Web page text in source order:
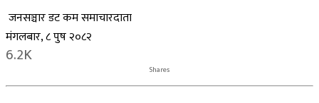
जनसञ्चार डट कम समाचारदाता
मंगलबार, ८ पुष २०८२
6.2K
Shares